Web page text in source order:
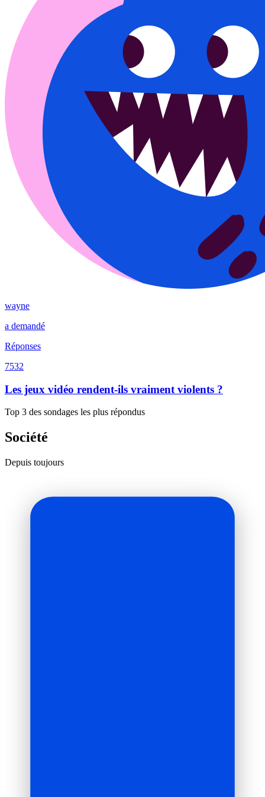
wayne
a demandé
Réponses
7532
Les jeux vidéo rendent-ils vraiment violents ?
Top 3 des sondages les plus répondus
Société
Depuis toujours